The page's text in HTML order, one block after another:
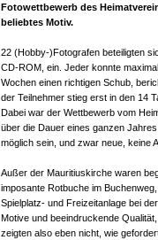
Fotowettbewerb des
beliebtes Motiv.
22 (Hobby-)Fotografen beteiligten
CD-ROM, ein. Jeder konnte
Wochen einen richtigen Schub,
der Teilnehmer stieg erst in den 14
Dabei war der Wettbewerb vom
über die Dauer eines ganzen
möglich sein, und zwar neue, keine
Außer der Mauritiuskirche waren
imposante Rotbuche im
Spielplatz- und Freizeitanlage bei
Motive und beeindruckende
zeigten also eben nicht, wie